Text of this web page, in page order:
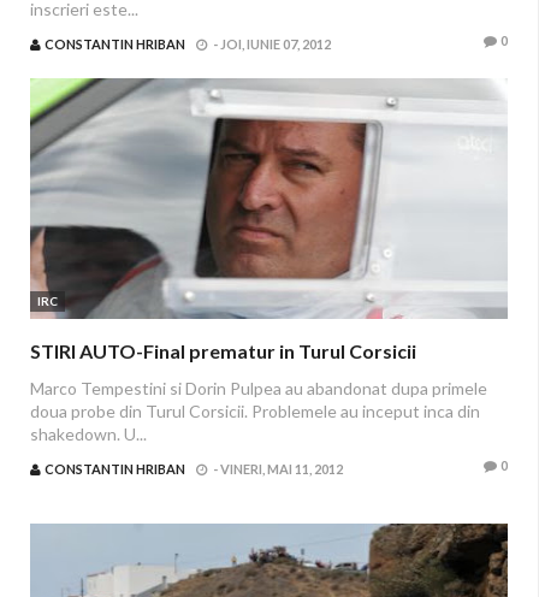
inscrieri este...
CONSTANTIN HRIBAN - JOI, IUNIE 07, 2012 0
IRC
STIRI AUTO-Final prematur in Turul Corsicii
Marco Tempestini si Dorin Pulpea au abandonat dupa primele
doua probe din Turul Corsicii. Problemele au inceput inca din
shakedown. U...
CONSTANTIN HRIBAN -VINERI, MAI 11, 2012 0